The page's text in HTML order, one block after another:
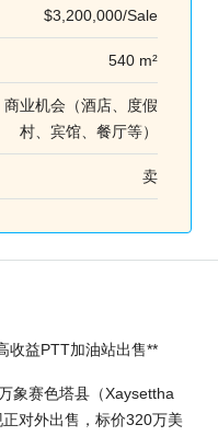
$3,200,000/Sale
540 m²
商业机会（酒店、度假
村、宾馆、餐厅等）
卖
益PTT加油站出售**
象赛色塔县（Xaysettha
对外出售，标价320万美